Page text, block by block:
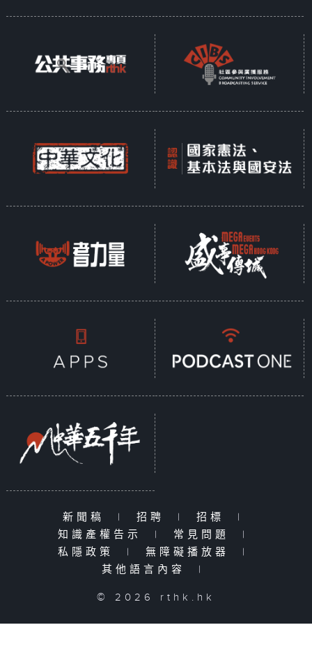
新聞稿 | 招聘 | 招標
|
知識產權告示
| 常見問題
|
私隱政策
| 無障礙播放器
|
其他語言內容
|
© 2026 rthk.hk